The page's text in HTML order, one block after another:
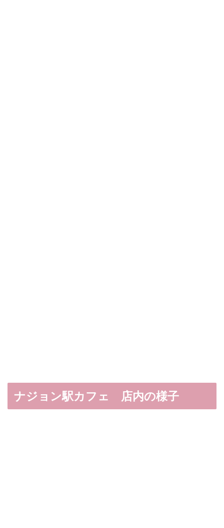
ナジョン駅カフェ 店内の様子